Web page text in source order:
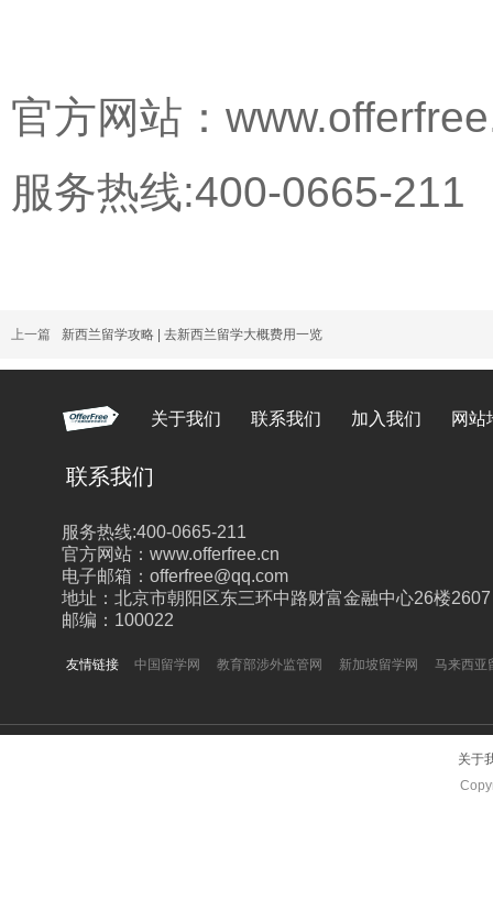
官方网站：
服务热线:400-0665-211
上一篇 新西兰留学攻略 | 去新西兰留学大概费用一览
关于我们 联系我们 加入我们 网站
中国留学网 教育部涉外监管网 新加坡留学网 马来西亚
服务热线:400-0665-211
官方网站：www.offerfree.cn
电子邮箱：offerfree@qq.com
地址：北京市朝阳区东三环中路财富金融中心26楼2607
邮编：100022
联系我们
友情链接
关于